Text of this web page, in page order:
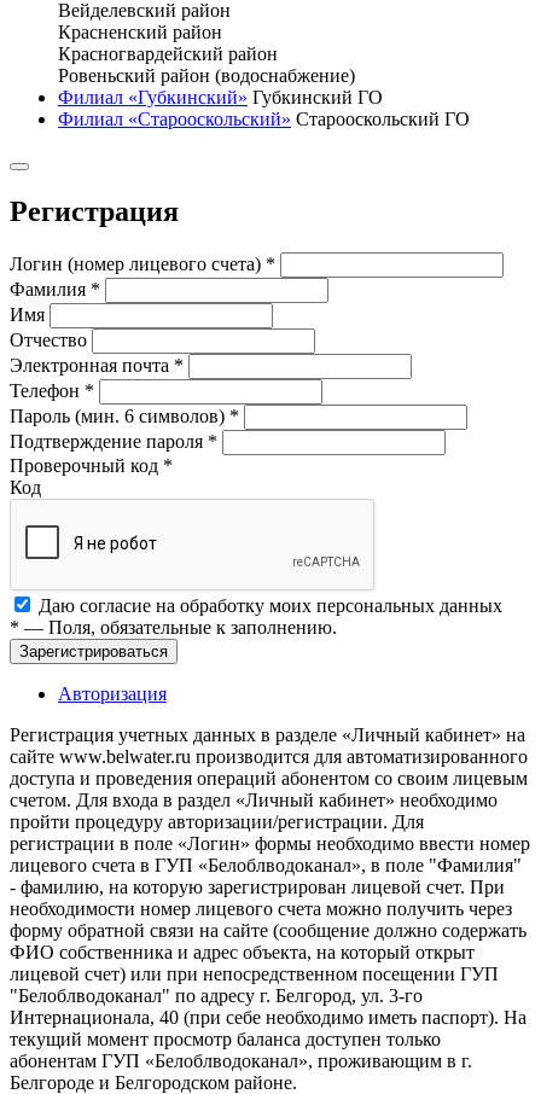
Вейделевский район
Красненский район
Красногвардейский район
Ровеньский район (водоснабжение)
Филиал «Губкинский» Губкинский ГО
Филиал «Старооскольский» Старооскольский ГО
Регистрация
Логин (номер лицевого счета) *
Фамилия *
Имя
Отчество
Электронная почта *
Телефон *
Пароль (мин. 6 символов) *
Подтверждение пароля *
Проверочный код *
Код
Даю согласие на обработку моих персональных данных
* — Поля, обязательные к заполнению.
Зарегистрироваться
Авторизация
Регистрация учетных данных в разделе «Личный кабинет» на
сайте www.belwater.ru производится для автоматизированного
доступа и проведения операций абонентом со своим лицевым
счетом. Для входа в раздел «Личный кабинет» необходимо
пройти процедуру авторизации/регистрации. Для
регистрации в поле «Логин» формы необходимо ввести номер
лицевого счета в ГУП «Белоблводоканал», в поле "Фамилия"
- фамилию, на которую зарегистрирован лицевой счет. При
необходимости номер лицевого счета можно получить через
форму обратной связи на сайте (сообщение должно содержать
ФИО собственника и адрес объекта, на который открыт
лицевой счет) или при непосредственном посещении ГУП
"Белоблводоканал" по адресу г. Белгород, ул. 3-го
Интернационала, 40 (при себе необходимо иметь паспорт). На
текущий момент просмотр баланса доступен только
абонентам ГУП «Белоблводоканал», проживающим в г.
Белгороде и Белгородском районе.